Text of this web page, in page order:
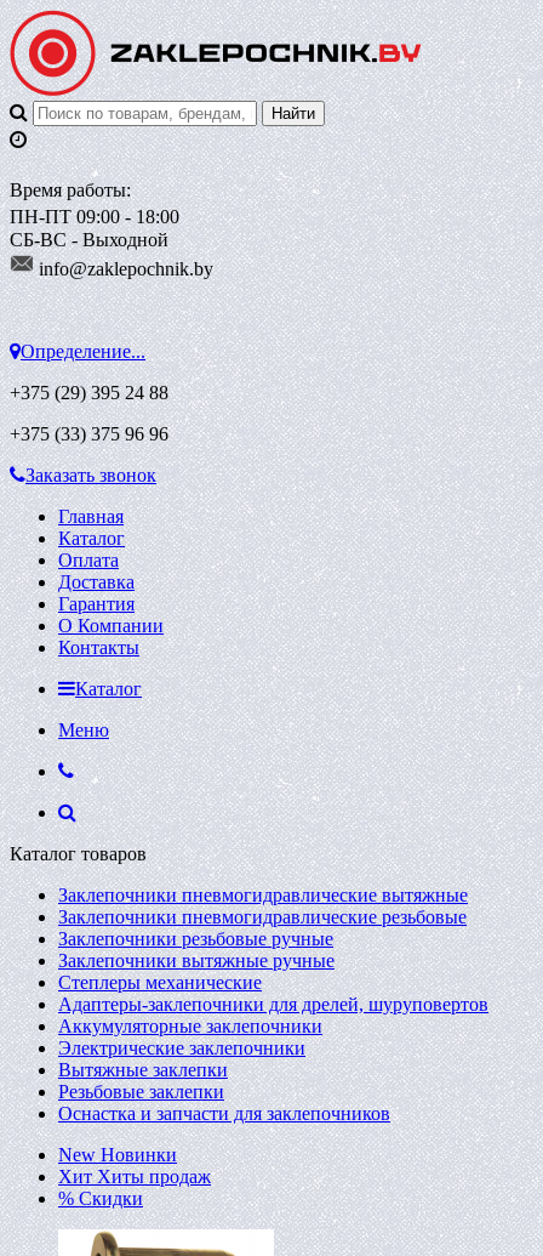
Время работы:
ПН-ПТ 09:00 - 18:00
СБ-ВС - Выходной
info@zaklepochnik.by
Определение...
+375 (29)395 24 88
+375 (33)375 96 96
Заказать звонок
Главная
Каталог
Оплата
Доставка
Гарантия
О Компании
Контакты
Каталог
Меню
Каталог товаров
Заклепочники пневмогидравлические вытяжные
Заклепочники пневмогидравлические резьбовые
Заклепочники резьбовые ручные
Заклепочники вытяжные ручные
Степлеры механические
Адаптеры-заклепочники для дрелей, шуруповертов
Аккумуляторные заклепочники
Электрические заклепочники
Вытяжные заклепки
Резьбовые заклепки
Оснастка и запчасти для заклепочников
New Новинки
Хит Хиты продаж
% Скидки